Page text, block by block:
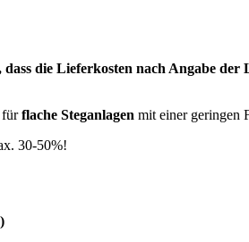
die Lieferkosten nach Angabe der
fürflache Steganlagen mit einer geringen
30-50%!